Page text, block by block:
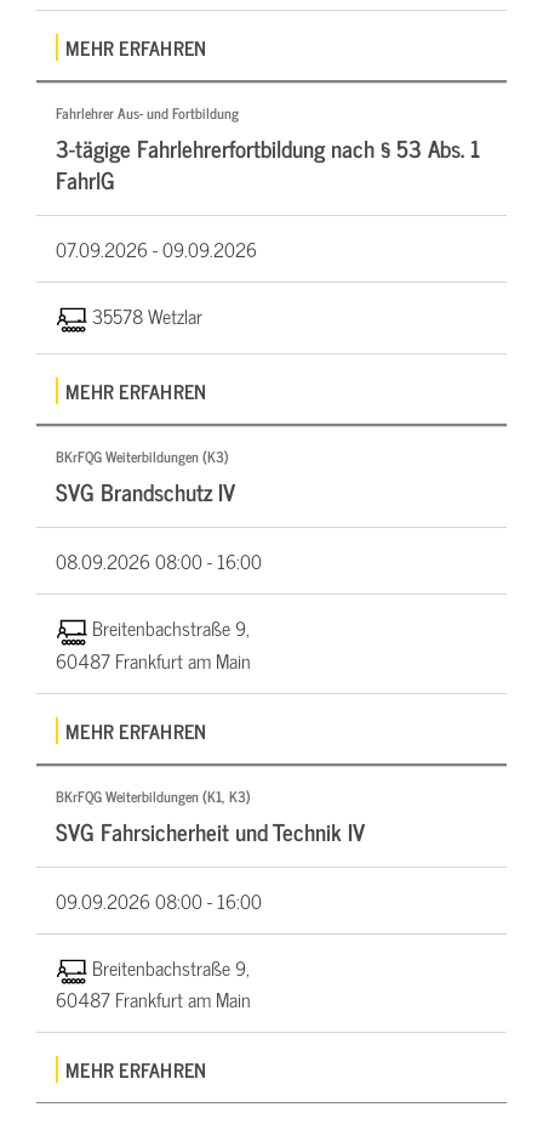
MEHR ERFAHREN
Fahrlehrer Aus- und Fortbildung
3-tägige Fahrlehrerfortbildung nach § 53 Abs. 1
FahrlG
07.09.2026 -09.09.2026
35578 Wetzlar
MEHR ERFAHREN
BKrFQG Weiterbildungen (K3)
SVG Brandschutz IV
08.09.202608:00 - 16:00
Breitenbachstraße 9,
60487 Frankfurt am Main
MEHR ERFAHREN
BKrFQG Weiterbildungen (K1, K3)
SVG Fahrsicherheit und Technik IV
09.09.202608:00 - 16:00
Breitenbachstraße 9,
60487 Frankfurt am Main
MEHR ERFAHREN